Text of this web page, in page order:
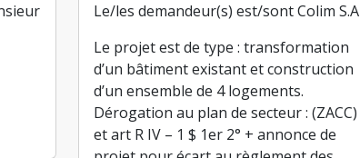
Le/les demandeur(s) est/sont Colim S.A
Le projet est de type : transformation
d’un bâtiment existant et construction
d’un ensemble de 4 logements.
Dérogation au plan de secteur : (ZACC)
et art R IV – 1 $ 1er 2° + annonce de